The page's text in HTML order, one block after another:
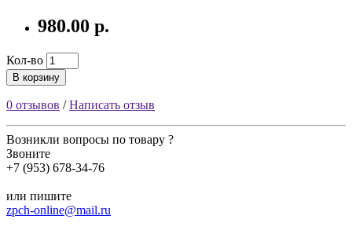
980.00 р.
Кол-во
В корзину
0 отзывов /Написать отзыв
Возникли вопросы по товару ?
Звоните
+7 (953) 678-34-76
или пишите
zpch-online@mail.ru